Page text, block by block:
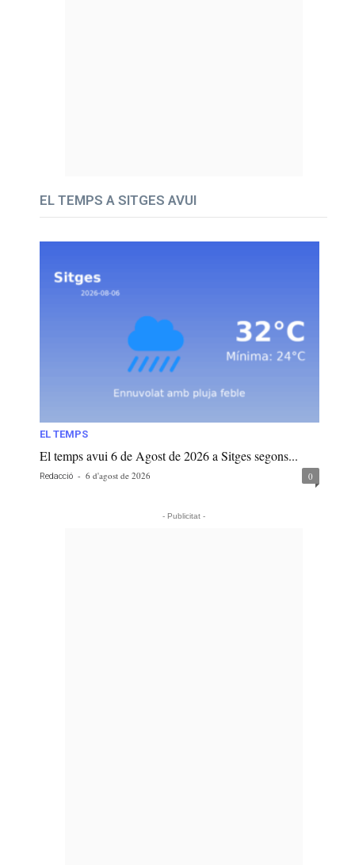
EL TEMPS A SITGES AVUI
EL TEMPS
El temps avui 6 de Agost de 2026 a Sitges segons...
Redacció - 6 d'agost de 2026 0
- Publicitat -